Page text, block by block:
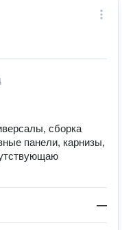
сборка
панели, карнизы,
—